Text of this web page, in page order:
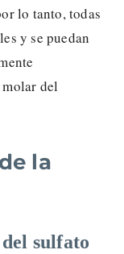
lo tanto, todas
y se puedan
del
la
sulfato